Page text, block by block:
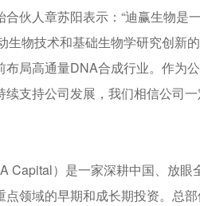
合伙人章苏阳表示：“迪赢生物
生物技术和基础生物学研究创新
布局高通量DNA合成行业。作为
续支持公司发展，我们相信公司
Capital）是一家深耕中国、放
点领域的早期和成长期投资。总